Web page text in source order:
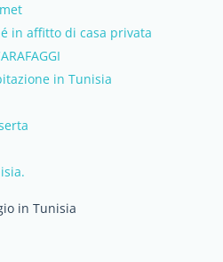
in affitto di casa privata
in Tunisia
in Tunisia